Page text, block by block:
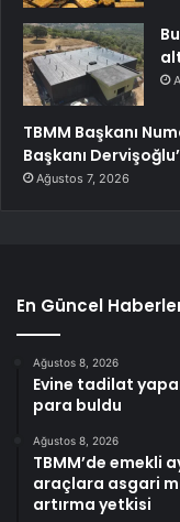
TBMM Başkanı
Başkanı
Ağustos 7, 2026
En Güncel
Ağustos 8, 2026
Evine tadilat
para buldu
Ağustos 8, 2026
TBMM’de emekli
araçlara asgari
artırma yetkisi